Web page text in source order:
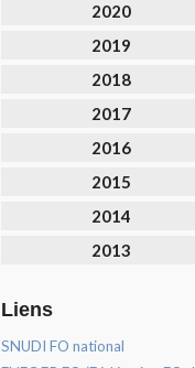
2020
2019
2018
2017
2016
2015
2014
2013
Liens
SNUDI FO national